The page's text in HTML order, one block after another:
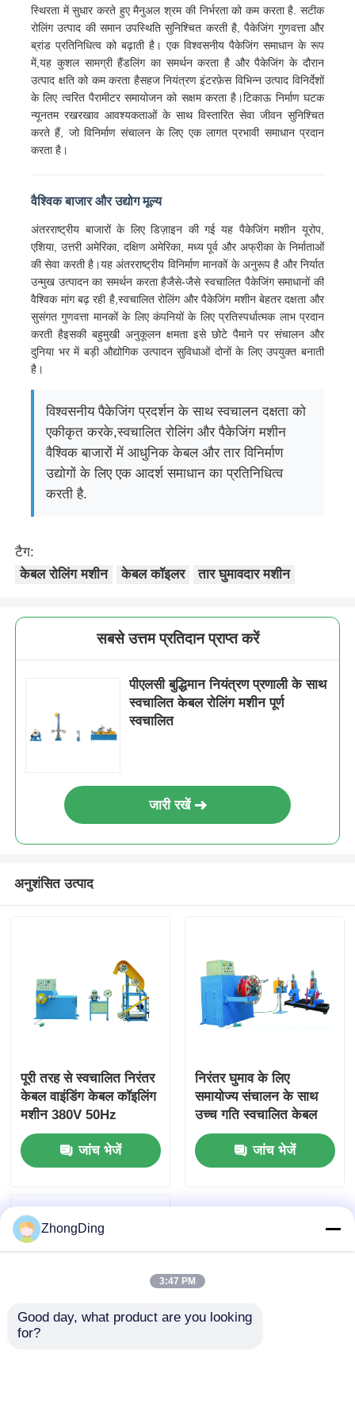
जोड़ी घुमाने वाली मशीन
तार बिछाने की मशीन
रिवाइंडिंग मशीन
केबल पैकिंग मशीन
केबल रोलिंग मशीन
स्ट्रिपिंग एक्सट्रूज़न मशीन
स्थिरता में सुधार करते हुए मैनुअल श्रम की निर्भरता को कम करता है. सटीक
रोलिंग उत्पाद की समान उपस्थिति सुनिश्चित करती है, पैकेजिंग गुणवत्ता और
ब्रांड प्रतिनिधित्व को बढ़ाती है। एक विश्वसनीय पैकेजिंग समाधान के रूप
में,यह कुशल सामग्री हैंडलिंग का समर्थन करता है और पैकेजिंग के दौरान
उत्पाद क्षति को कम करता हैसहज नियंत्रण इंटरफ़ेस विभिन्न उत्पाद विनिर्देशों
के लिए त्वरित पैरामीटर समायोजन को सक्षम करता है।टिकाऊ निर्माण घटक
न्यूनतम रखरखाव आवश्यकताओं के साथ विस्तारित सेवा जीवन सुनिश्चित
करते हैं, जो विनिर्माण संचालन के लिए एक लागत प्रभावी समाधान प्रदान
करता है।
वैश्विक बाजार और उद्योग मूल्य
अंतरराष्ट्रीय बाजारों के लिए डिज़ाइन की गई यह पैकेजिंग मशीन यूरोप,
एशिया, उत्तरी अमेरिका, दक्षिण अमेरिका, मध्य पूर्व और अफ्रीका के निर्माताओं
की सेवा करती है।यह अंतरराष्ट्रीय विनिर्माण मानकों के अनुरूप है और निर्यात
उन्मुख उत्पादन का समर्थन करता हैजैसे-जैसे स्वचालित पैकेजिंग समाधानों की
वैश्विक मांग बढ़ रही है,स्वचालित रोलिंग और पैकेजिंग मशीन बेहतर दक्षता और
सुसंगत गुणवत्ता मानकों के लिए कंपनियों के लिए प्रतिस्पर्धात्मक लाभ प्रदान
करती हैइसकी बहुमुखी अनुकूलन क्षमता इसे छोटे पैमाने पर संचालन और
दुनिया भर में बड़ी औद्योगिक उत्पादन सुविधाओं दोनों के लिए उपयुक्त बनाती
है।
विश्वसनीय पैकेजिंग प्रदर्शन के साथ स्वचालन दक्षता को
एकीकृत करके,स्वचालित रोलिंग और पैकेजिंग मशीन
वैश्विक बाजारों में आधुनिक केबल और तार विनिर्माण
उद्योगों के लिए एक आदर्श समाधान का प्रतिनिधित्व
करती है.
टैग:
केबल रोलिंग मशीन
केबल कॉइलर तार घुमावदार मशीन
सबसे उत्तम प्रतिदान प्राप्त करें
पीएलसी बुद्धिमान नियंत्रण प्रणाली के साथ
स्वचालित केबल रोलिंग मशीन पूर्ण
स्वचालित
जारी रखें
अनुशंसित उत्पाद
पूरी तरह से स्वचालित निरंतर
केबल वाइंडिंग केबल कॉइलिंग
मशीन 380V 50Hz
जांच भेजें
निरंतर घुमाव के लिए
समायोज्य संचालन के साथ
उच्च गति स्वचालित केबल
रोलिंग मशीन
जांच भेजें
ZhongDing
3:47 PM
Good day, what product are you looking
for?